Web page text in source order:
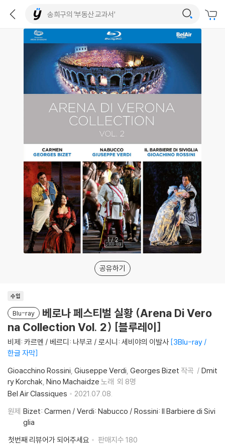
1/2
공유하기
수입
Blu-ray
베로나 페스티벌 실황 (Arena Di Vero
na Collection Vol. 2) [블루레이]
비제: 카르멘 / 베르디: 나부코 / 로시니: 세비야의 이발사 3Blu-ray /
한글 자막
Gioacchino Rossini Giuseppe Verdi Georges Bizet 작곡
Dmit
ry Korchak Nino Machaidze 노래 외 8명
Bel Air Classiques
2021.07.08.
원제 Bizet: Carmen / Verdi: Nabucco / Rossini: Il Barbiere di Sivi
glia
첫번째 리뷰어가 되어주세요
판매지수 180